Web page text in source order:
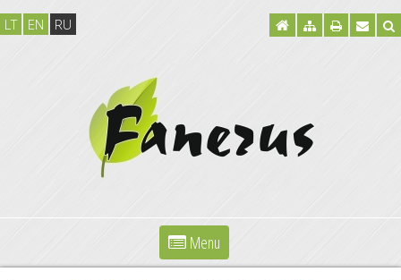
LT EN RU
Menu